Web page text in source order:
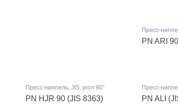
Пресс-
PN ARI
Пресс-ниппель, JIS, угол 90°
PN HJR 90 (JIS 8363)
Пресс-
PN ALI